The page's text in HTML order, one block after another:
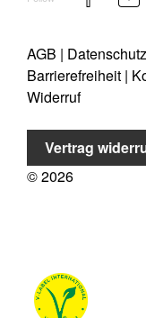
AGB | Datenschutz
Barrierefreiheit |
Widerruf
Vertrag
©2026